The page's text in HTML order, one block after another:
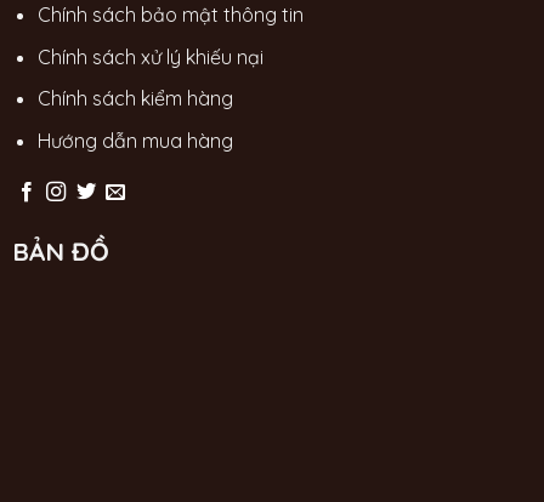
Chính sách bảo mật thông tin
Chính sách xử lý khiếu nại
Chính sách kiểm hàng
Hướng dẫn mua hàng
BẢN ĐỒ